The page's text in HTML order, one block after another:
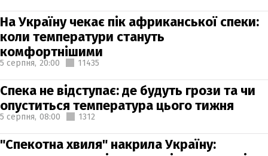
На Україну чекає пік африканської спеки:
коли температури стануть
комфортнішими
5 серпня, 20:00 11435
Спека не відступає: де будуть грози та чи
опуститься температура цього тижня
5 серпня, 08:00 1312
"Спекотна хвиля" накрила Україну: